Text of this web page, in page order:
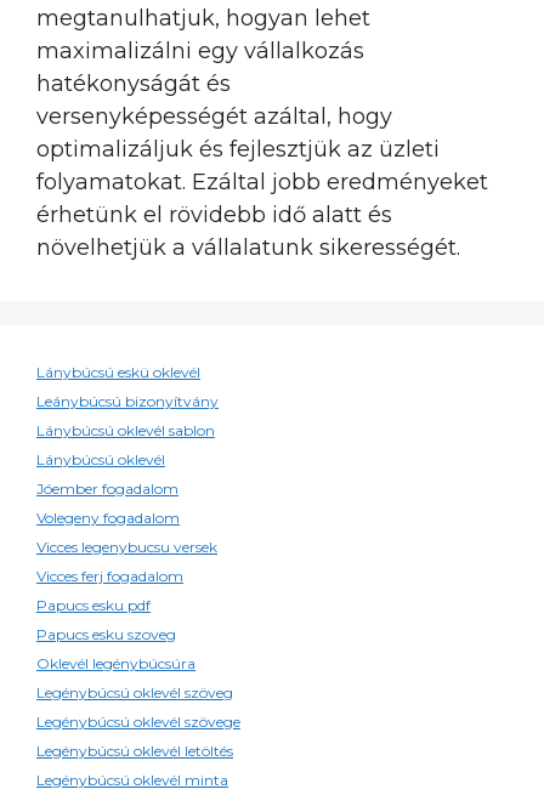
megtanulhatjuk, hogyan lehet
maximalizálni egy vállalkozás
hatékonyságát és
versenyképességét azáltal, hogy
optimalizáljuk és fejlesztjük az üzleti
folyamatokat. Ezáltal jobb eredményeket
érhetünk el rövidebb idő alatt és
növelhetjük a vállalatunk sikerességét.
Lánybúcsú eskü oklevél
Leánybúcsú bizonyítvány
Lánybúcsú oklevél sablon
Lánybúcsú oklevél
Jóember fogadalom
Volegeny fogadalom
Vicces legenybucsu versek
Vicces ferj fogadalom
Papucs esku pdf
Papucs esku szoveg
Oklevél legénybúcsúra
Legénybúcsú oklevél szöveg
Legénybúcsú oklevél szövege
Legénybúcsú oklevél letöltés
Legénybúcsú oklevél minta